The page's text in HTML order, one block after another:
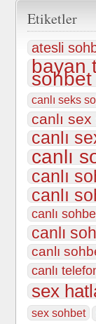
Etiketler
atesli
bayan
sohbet
canlı seks
canlı
canlı
canlı
canlı
canlı
canlı
canlı
canlı
canlı
sex
sex sohbet